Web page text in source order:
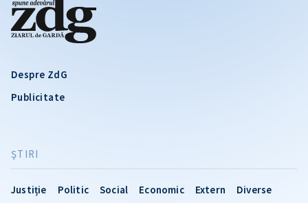
Despre ZdG
Publicitate
ŞTIRI
Justiție Politic Social Economic Extern Diverse